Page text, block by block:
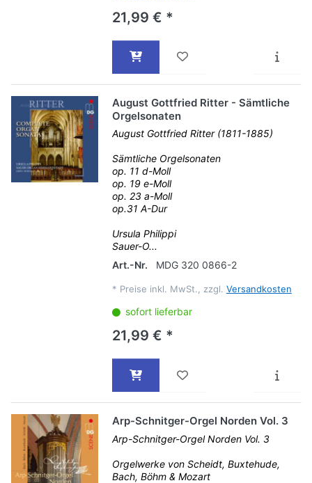
21,99 € *
August Gottfried Ritter - Sämtliche
Orgelsonaten
August Gottfried Ritter (1811-1885)
Sämtliche Orgelsonaten
op. 11 d-Moll
op. 19 e-Moll
op. 23 a-Moll
op.31 A-Dur
Ursula Philippi
Sauer-O...
Art.-Nr.
MDG 320 0866-2
* Preise inkl. MwSt., zzgl. Versandkosten
sofort lieferbar
21,99 € *
Arp-Schnitger-Orgel Norden Vol. 3
Arp-Schnitger-Orgel Norden Vol. 3
Orgelwerke von Scheidt, Buxtehude,
Bach, Böhm & Mozart